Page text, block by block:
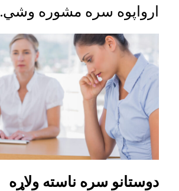
ارواپوه سره مشوره وشي.
دوستانو سره ناسته ولاړه